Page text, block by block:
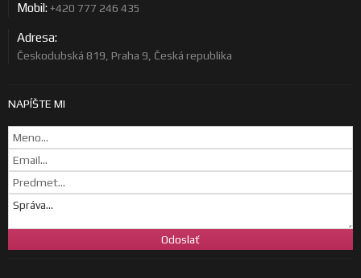
Mobil:+420 777 246 435
Adresa:
Českodubská 819, Praha 9, Česká republika
NAPÍŠTE MI